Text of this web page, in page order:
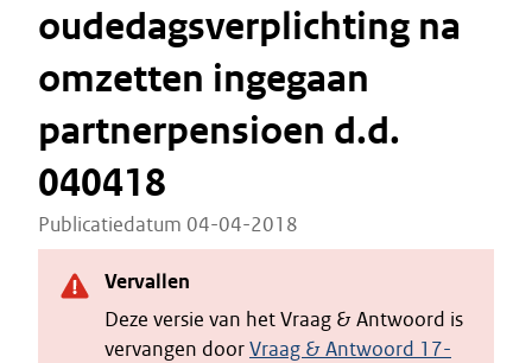
oudedagsverplichting na
omzetten ingegaan
partnerpensioen d.d.
040418
Publicatiedatum 04-04-2018
Vervallen
Deze versie van het Vraag & Antwoord is
vervangen doorVraag & Antwoord 17-